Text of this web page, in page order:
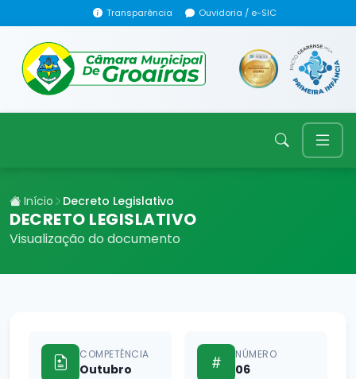
Transparência Ouvidoria / e-SIC
Início Decreto Legislativo
DECRETO LEGISLATIVO
Visualização do documento
COMPETÊNCIA
Outubro
NÚMERO
06